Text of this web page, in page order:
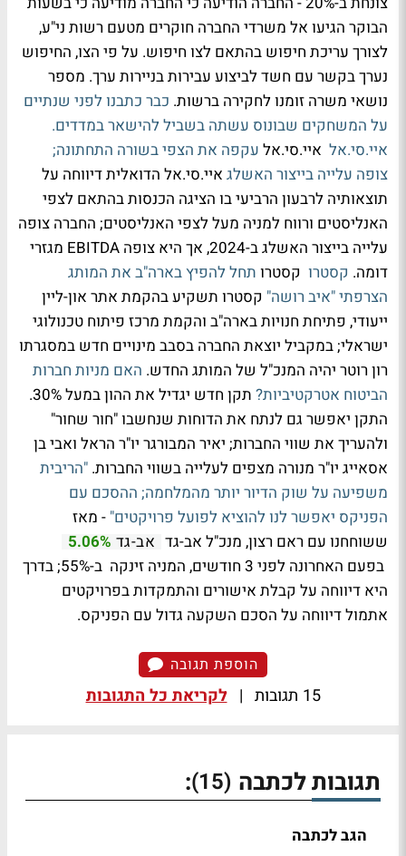
הבוקר הגיעו אל משרדי החברה חוקרים מטעם רשות ני"ע,
לצורך עריכת חיפוש בהתאם לצו חיפוש. על פי הצו, החיפוש
נערך בקשר עם חשד לביצוע עבירות בניירות ערך. מספר
נושאי משרה זומנו לחקירה ברשות. כבר כתבנו לפני שנתיים
על המשחקים שבונוס עשתה בשביל להישאר במדדים.
איי.סי.אל איי.סי.אל עקפה את הצפי בשורה התחתונה;
צופה עלייה בייצור האשלג איי.סי.אל הדואלית דיווחה על
תוצאותיה לרבעון הרביעי בו הציגה הכנסות בהתאם לצפי
האנליסטים ורווח למניה מעל לצפי האנליסטים; החברה צופה
עלייה בייצור האשלג ב-2024, אך היא צופה EBITDA מגזרי
דומה. קסטרו קסטרו תחל להפיץ בארה"ב את המותג
הצרפתי "איב רושה" קסטרו תשקיע בהקמת אתר און-ליין
ייעודי, פתיחת חנויות בארה"ב והקמת מרכז פיתוח טכנולוגי
ישראלי; במקביל יוצאת החברה בסבב מינויים חדש במסגרתו
רון רוטר יהיה המנכ"ל של המותג החדש. האם מניות חברות
הביטוח אטרקטיביות?
תקן חדש יגדיל את ההון במעל 30%.
התקן יאפשר גם לנתח את הדוחות שנחשבו "חור שחור"
ולהעריך את שווי החברות; יאיר המבורגר יו"ר הראל ואבי בן
אסאייג יו"ר מנורה מצפים לעלייה בשווי החברות. "הריבית
משפיעה על שוק הדיור יותר מהמלחמה; ההסכם עם
הפניקס יאפשר לנו להוציא לפועל פרויקטים" - מאז
ששוחחנו עם ראם רצון, מנכ"ל אב-גד אב-גד 5.06%
בפעם האחרונה לפני 3 חודשים, המניה זינקה ב-55%; בדרך
היא דיווחה על קבלת אישורים והתמקדות בפרויקטים
אתמול דיווחה על הסכם השקעה גדול עם הפניקס.
הוספת תגובה
15 תגובות | לקריאת כל התגובות
תגובות לכתבה (15)
:
הגב לכתבה